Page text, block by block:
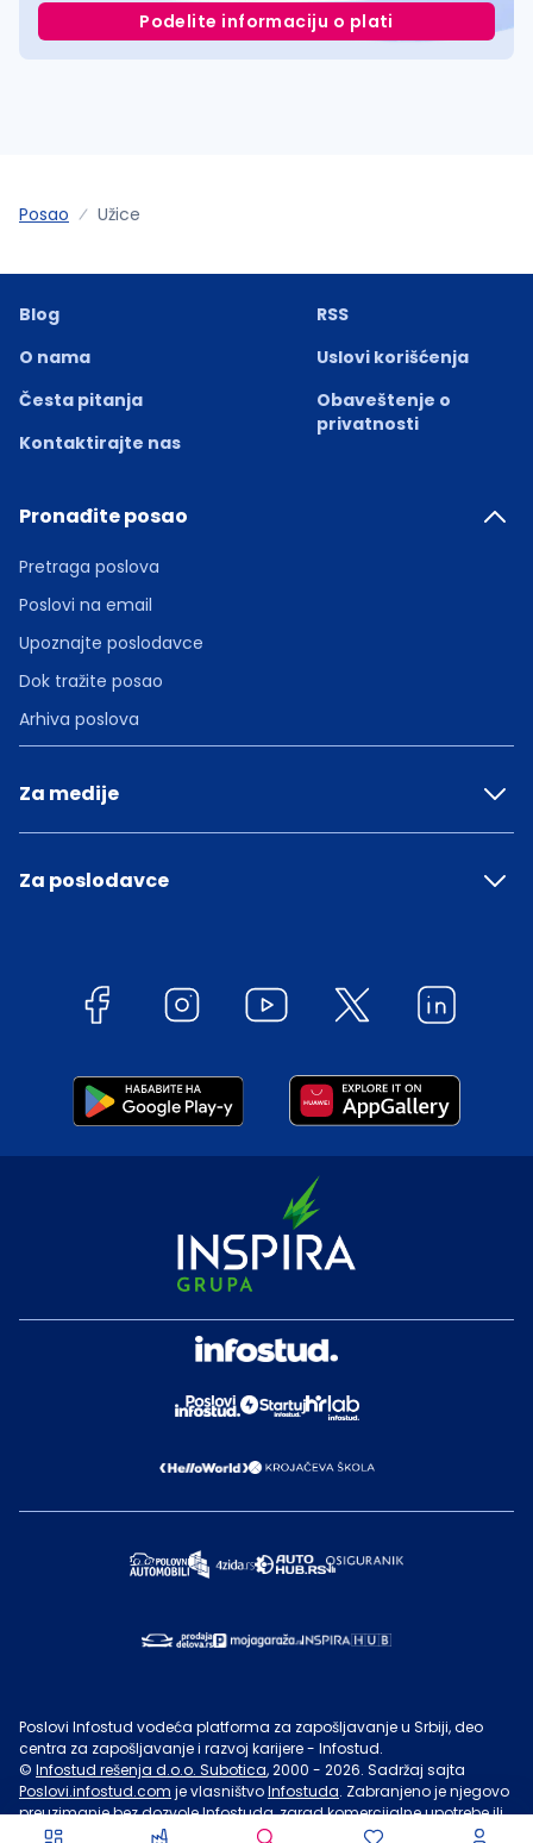
Podelite informaciju o plati
Posao Užice
Blog
O nama
Česta pitanja
Kontaktirajte nas
RSS
Uslovi korišćenja
Obaveštenje o
privatnosti
Pronađite posao
Pretraga poslova
Poslovi na email
Upoznajte poslodavce
Dok tražite posao
Arhiva poslova
Za medije
Za poslodavce
Poslovi Infostud vodeća platforma za zapošljavanje u Srbiji, deo
centra za zapošljavanje i razvoj karijere - Infostud.
© Infostud rešenja d.o.o. Subotica, 2000 - 2026. Sadržaj sajta
Poslovi.infostud.com je vlasništvoInfostuda. Zabranjeno je njegovo
preuzimanje bez dozvoleInfostuda, zarad komercijalne upotrebe ili
u druge svrhe, osim za lične potrebe posetilaca sajta.